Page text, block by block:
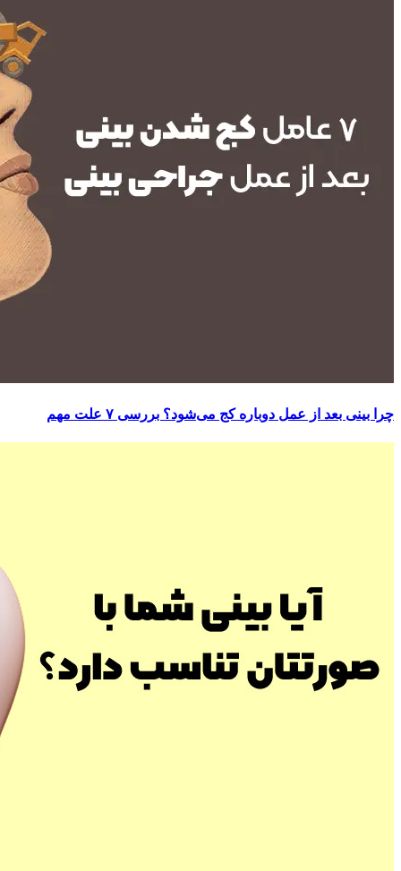
چرا بینی بعد از عمل دوباره کج می‌شود؟ بررسی ۷ علت مهم